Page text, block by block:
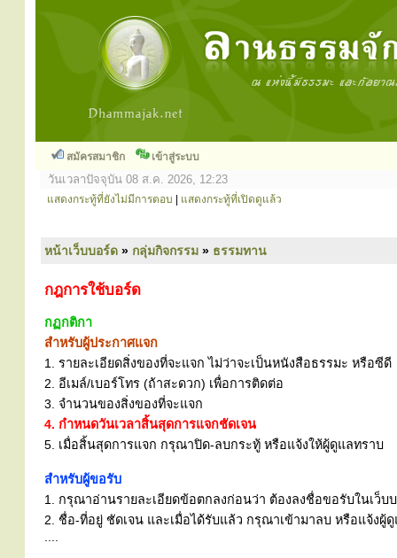
สมัครสมาชิก เข้าสู่ระบบ
วันเวลาปัจจุบัน 08 ส.ค. 2026, 12:23
แสดงกระทู้ที่ยังไม่มีการตอบ แสดงกระทู้ที่เปิดดูแล้ว
หน้าเว็บบอร์ด » กลุ่มกิจกรรม » ธรรมทาน
กฎการใช้บอร์ด
กฏกติกา
สำหรับผู้ประกาศแจก
1. รายละเอียดสิ่งของที่จะแจก ไม่ว่าจะเป็นหนังสือธรรมะ หรือซีดี
2. อีเมล์/เบอร์โทร (ถ้าสะดวก) เพื่อการติดต่อ
3. จำนวนของสิ่งของที่จะแจก
4. กำหนดวันเวลาสิ้นสุดการแจกชัดเจน
5. เมื่อสิ้นสุดการแจก กรุณาปิด-ลบกระทู้ หรือแจ้งให้ผู้ดูแลทราบ
สำหรับผู้ขอรับ
1. กรุณาอ่านรายละเอียดข้อตกลงก่อนว่า ต้องลงชื่อขอรับในเว็บ
2. ชื่อ-ที่อยู่ ชัดเจน และเมื่อได้รับแล้ว กรุณาเข้ามาลบ หรือแจ้ง